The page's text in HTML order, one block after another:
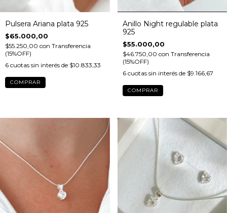
Pulsera Ariana plata 925
$65.000,00
$55.250,00 con Transferencia
(15%OFF)
6 cuotas sin interés de $10.833,33
Anillo Night regulable plata
925
$55.000,00
$46.750,00 con Transferencia
(15%OFF)
6 cuotas sin interés de $9.166,67